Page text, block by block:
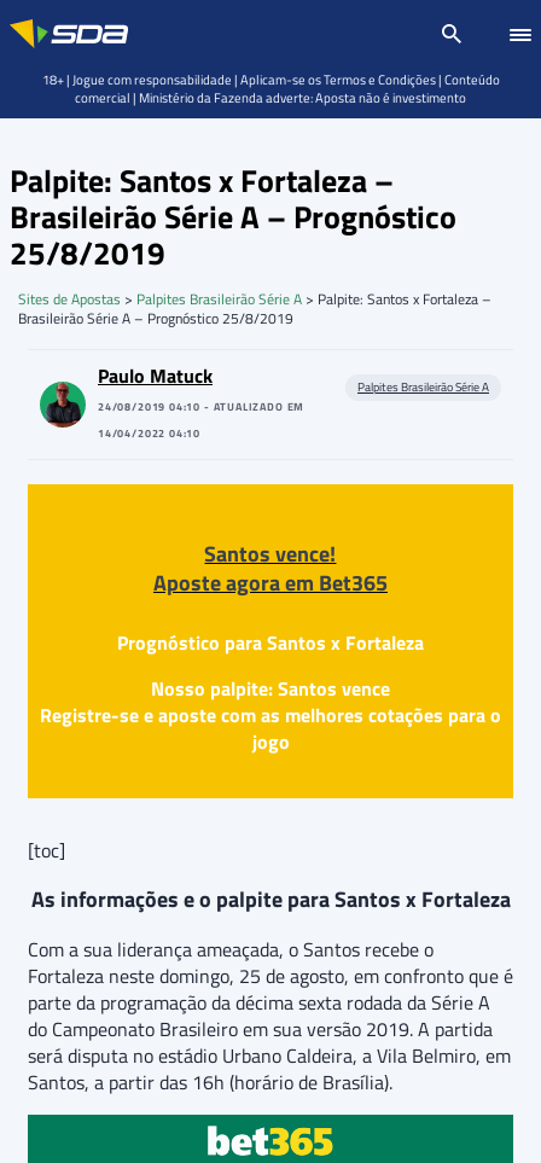
Palpite: Santos x Fortaleza –
Brasileirão Série A – Prognóstico
25/8/2019
Sites de Apostas > Palpites Brasileirão Série A > Palpite: Santos x Fortaleza –
Brasileirão Série A – Prognóstico 25/8/2019
Paulo Matuck
24/08/2019 04:10 - ATUALIZADO EM
14/04/2022 04:10
Palpites Brasileirão Série A
Santos vence!
Aposte agora em Bet365
Prognóstico para Santos x Fortaleza
Nosso palpite: Santos vence
Registre-se e aposte com as melhores cotações para o
jogo
[toc]
As informações e o palpite para Santos x Fortaleza
Com a sua liderança ameaçada, o Santos recebe o
Fortaleza neste domingo, 25 de agosto, em confronto que é
parte da programação da décima sexta rodada da Série A
do Campeonato Brasileiro em sua versão 2019. A partida
será disputa no estádio Urbano Caldeira, a Vila Belmiro, em
Santos, a partir das 16h (horário de Brasília).
18+ | Jogue com responsabilidade | Aplicam-se os Termos e Condições | Conteúdo
comercial | Ministério da Fazenda adverte: Aposta não é investimento